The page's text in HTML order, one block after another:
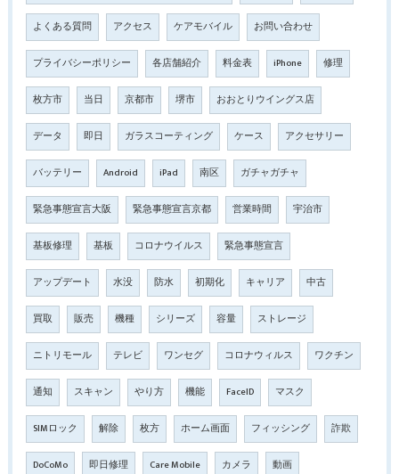
よくある質問 アクセス ケアモバイル お問い合わせ
プライバシーポリシー 各店舗紹介 料金表 iPhone 修理
枚方市 当日 京都市 堺市 おおとりウイングス店
データ 即日 ガラスコーティング ケース アクセサリー
バッテリー Android iPad 南区 ガチャガチャ
緊急事態宣言大阪 緊急事態宣言京都 営業時間 宇治市
基板修理 基板 コロナウイルス 緊急事態宣言
アップデート 水没 防水 初期化 キャリア 中古
買取 販売 機種 シリーズ 容量 ストレージ
ニトリモール テレビ ワンセグ コロナウィルス ワクチン
通知 スキャン やり方 機能 FaceID マスク
SIMロック 解除 枚方 ホーム画面 フィッシング 詐欺
DoCoMo 即日修理 Care Mobile カメラ 動画